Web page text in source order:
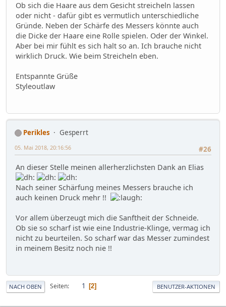
Ob sich die Haare aus dem Gesicht streicheln lassen
oder nicht - dafür gibt es vermutlich unterschiedliche
Gründe. Neben der Schärfe des Messers könnte auch
die Dicke der Haare eine Rolle spielen. Oder der Winkel.
Aber bei mir fühlt es sich halt so an. Ich brauche nicht
wirklich Druck. Wie beim Streicheln eben.
Entspannte Grüße
Styleoutlaw
Perikles
Gesperrt
#26
05. Mai 2018, 20:16:56
An dieser Stelle meinen allerherzlichsten Dank an Elias
Nach seiner Schärfung meines Messers brauche ich
auch keinen Druck mehr !!
Vor allem überzeugt mich die Sanftheit der Schneide.
Ob sie so scharf ist wie eine Industrie-Klinge, vermag ich
nicht zu beurteilen. So scharf war das Messer zumindest
in meinem Besitz noch nie !!
NACH OBEN Seiten 1 2 BENUTZER-AKTIONEN